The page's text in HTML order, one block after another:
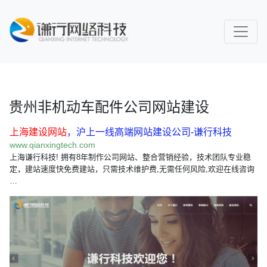
贵州非机动车配件公司网站建设
上海建设网站，沪上一线高端网站建设公司-谦行科技
www.qianxingtech.com
上海谦行科技! 拥有8年制作公司网站、整合营销经验，技术团队专业稳
定，建站速度快免费建站，只需技术维护费,无需任何风险,欢迎在线咨询
…